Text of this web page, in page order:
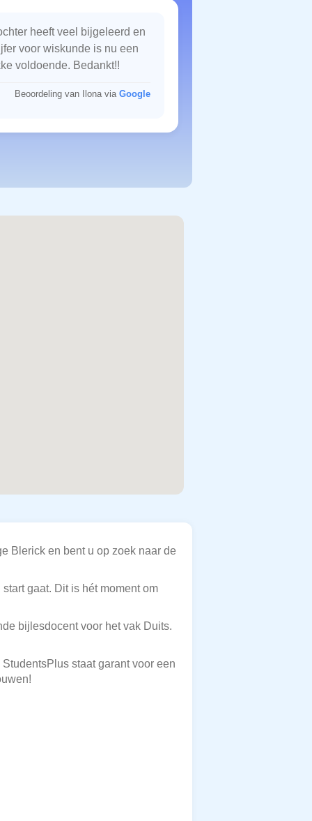
heeft veel bijgeleerd en
voor wiskunde is nu een
voldoende. Bedankt!!
Beoordeling van Ilona via Google
Blerick en bent u op zoek naar de
gaat. Dit is hét moment om
bijlesdocent voor het vak Duits.
staat garant voor een